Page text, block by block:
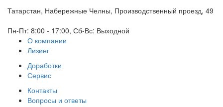
Татарстан, Набережные Челны, Производственный проезд, 49
Пн-Пт: 8:00 - 17:00, Сб-Вс: Выходной
О компании
Лизинг
Доработки
Сервис
Контакты
Вопросы и ответы